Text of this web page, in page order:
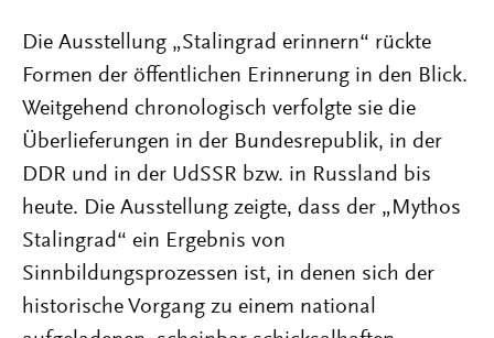
Die Ausstellung „Stalingrad erinnern“ rückte
Formen der öffentlichen Erinnerung in den Blick.
Weitgehend chronologisch verfolgte sie die
Überlieferungen in der Bundesrepublik, in der
DDR und in der UdSSR bzw. in Russland bis
heute. Die Ausstellung zeigte, dass der „Mythos
Stalingrad“ ein Ergebnis von
Sinnbildungsprozessen ist, in denen sich der
historische Vorgang zu einem national